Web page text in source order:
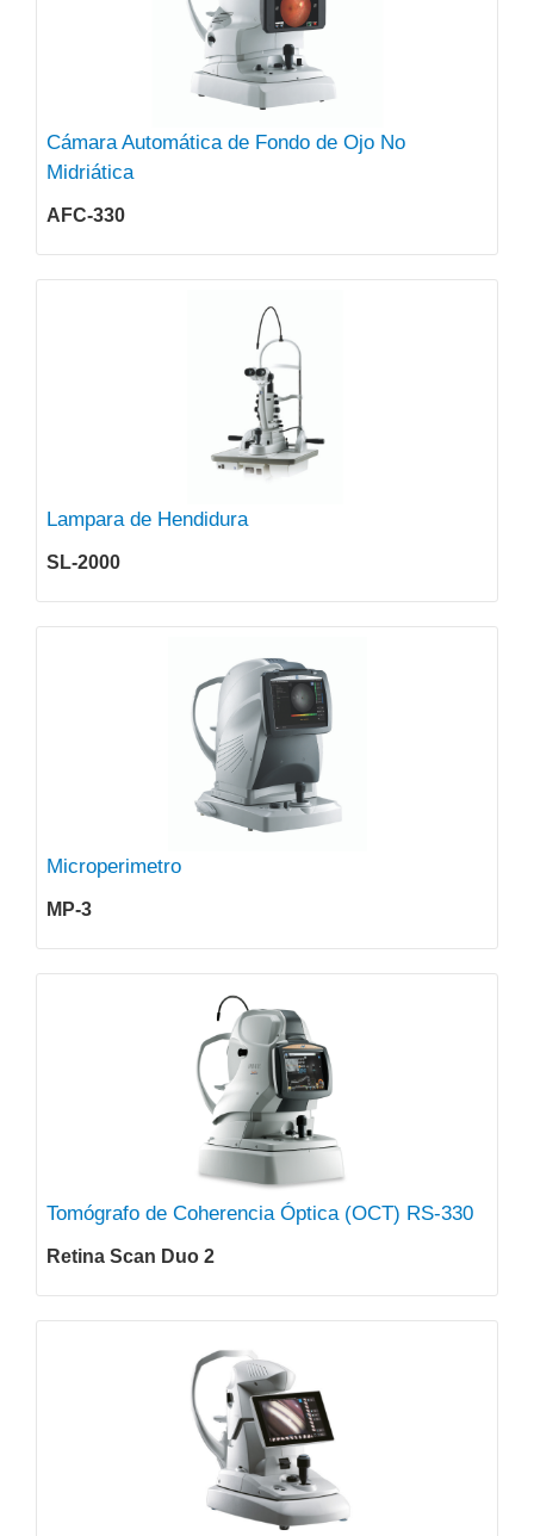
Cámara Automática de Fondo de Ojo No
Midriática
AFC-330
Lampara de Hendidura
SL-2000
Microperimetro
MP-3
Tomógrafo de Coherencia Óptica (OCT) RS-330
Retina Scan Duo 2